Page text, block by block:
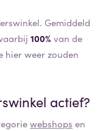
Gemiddeld
100% van de
hier weer zouden
actief?
webshops en